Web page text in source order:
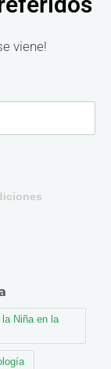
viene!
Niña en la